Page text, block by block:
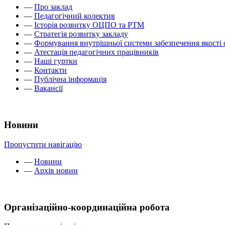
— Про заклад
— Педагогічний колектив
— Історія розвитку ОЦПО та РТМ
— Стратегія розвитку закладу
— Формування внутрішньої системи забезпечення якості
— Атестація педагогічних працівників
— Наші гуртки
— Контакти
— Публічна інформація
— Вакансії
Новини
Пропустити навігацію
— Новини
— Архів новин
Організаційно-координаційна робота